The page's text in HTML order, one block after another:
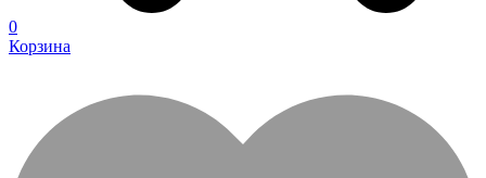
0
Корзина